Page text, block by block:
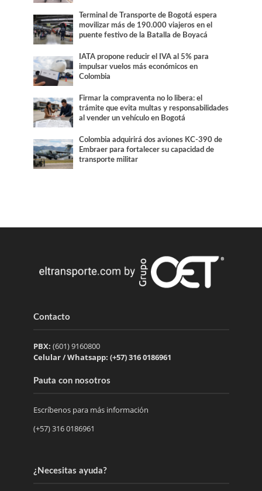
Terminal de Transporte de Bogotá espera
movilizar más de 190.000 viajeros en el
puente festivo de la Batalla de Boyacá
IATA propone reducir el IVA al 5% para
impulsar vuelos más económicos en
Colombia
Firmar la compraventa no lo libera: el
trámite que evita multas y responsabilidades
al vender un vehículo en Bogotá
Colombia adquirirá dos aviones KC-390 de
Embraer para fortalecer su capacidad de
transporte militar
Contacto
PBX: (601) 9160800
Celular / Whatsapp: (+57) 316 0186961
Pauta con nosotros
Escríbenos para más información
(+57) 316 0186961
¿Necesitas ayuda?